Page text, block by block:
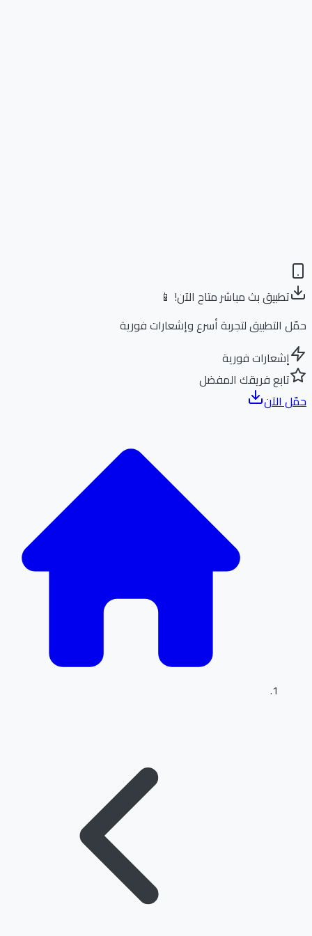
تطبيق بث مباشر متاح الآن! 📱
التطبيق لتجربة أسرع وإشعارات فورية
إشعارات فورية
تابع فريقك المفضل
الآن